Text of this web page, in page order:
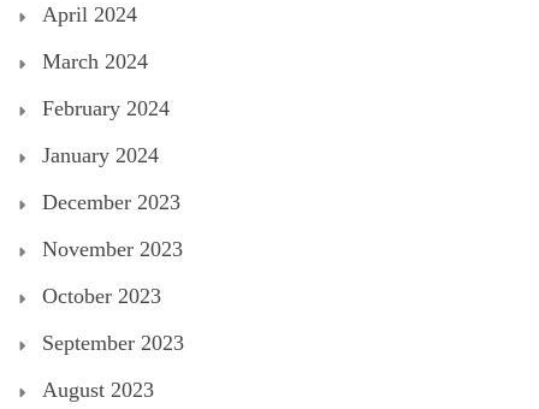
April 2024
March 2024
February 2024
January 2024
December 2023
November 2023
October 2023
September 2023
August 2023